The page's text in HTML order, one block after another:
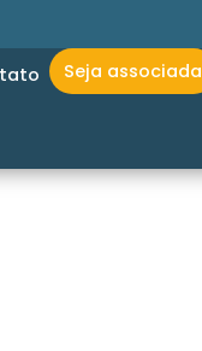
Seja associada